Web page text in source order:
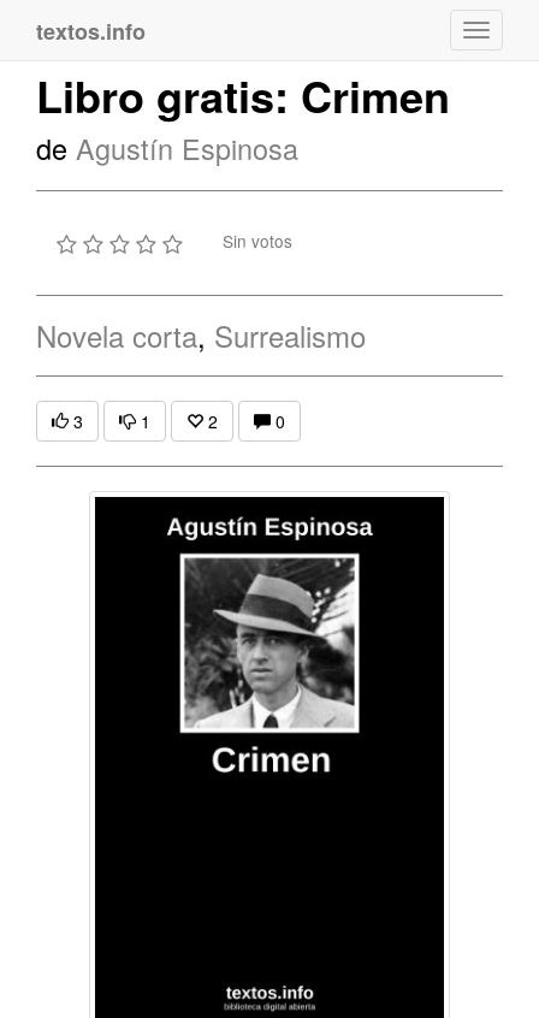
textos.info
Libro gratis: Crimen
de Agustín Espinosa
Sin votos
Novela corta, Surrealismo
3 1 2 0